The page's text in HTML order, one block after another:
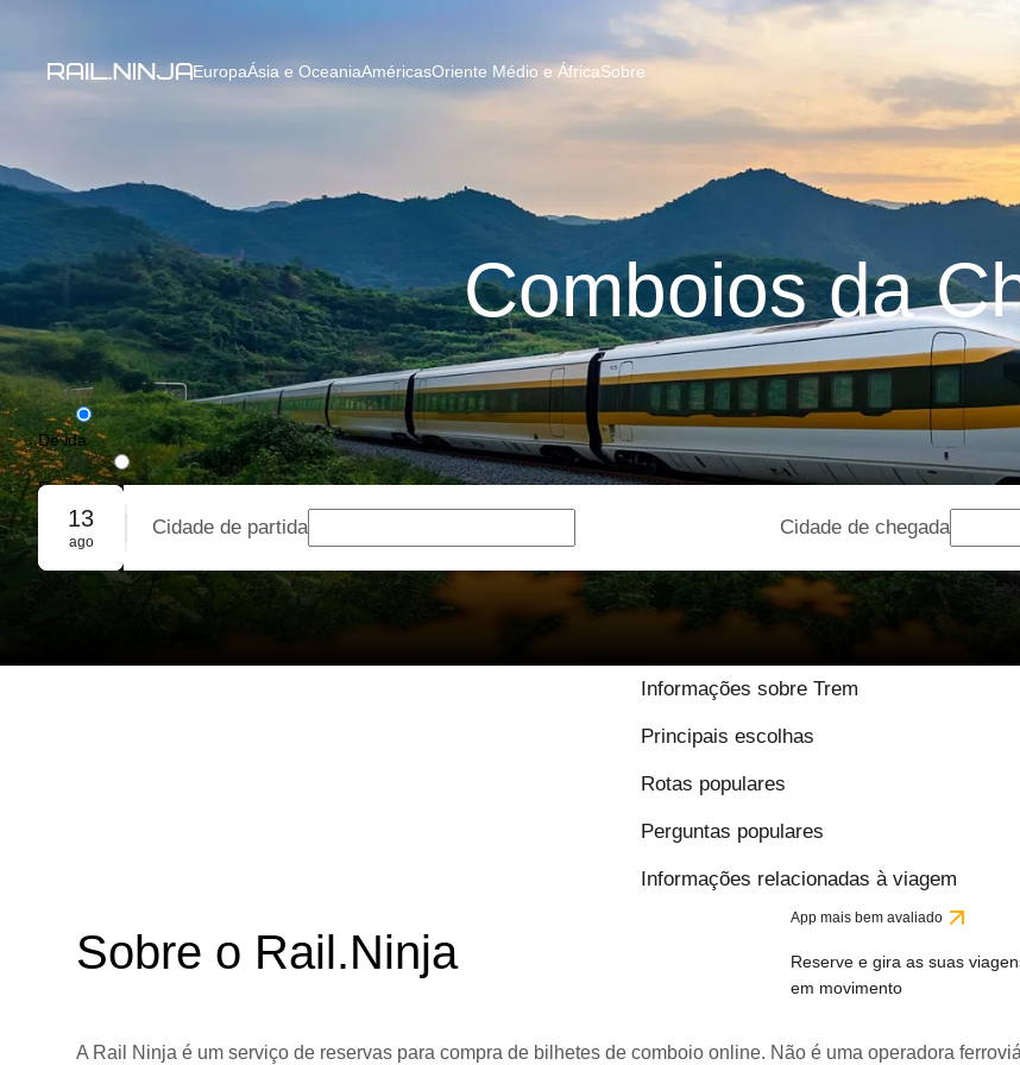
EuropaÁsia e OceaniaAméricasOriente Médio e ÁfricaSobre
Comboios da
De ida
De ida e volta
Reserva em grupo
13
ago
Cidade de partida Cidade de chegada
Informações sobre Trem
Principais escolhas
Rotas populares
Perguntas populares
Informações relacionadas à viagem
Sobre o Rail.Ninja
App mais bem avaliado
Reserve e gira as suas
em movimento
A Rail Ninja é um serviço de reservas para compra de bilhetes de comboio online. Não é uma operadora